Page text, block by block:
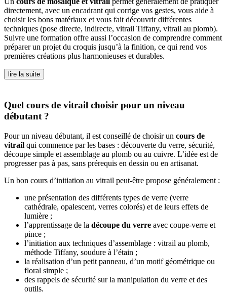
directement, avec un encadrant qui corrige vos gestes, vous aide à
choisir les bons matériaux et vous fait découvrir différentes
techniques (pose directe, indirecte, vitrail Tiffany, vitrail au plomb).
Suivre une formation offre aussi l’occasion de comprendre comment
préparer un projet du croquis jusqu’à la finition, ce qui rend vos
premières créations plus harmonieuses et durables.
lire la suite
Quel cours de vitrail choisir pour un niveau
débutant ?
Pour un niveau débutant, il est conseillé de choisir un cours de
vitrail qui commence par les bases : découverte du verre, sécurité,
découpe simple et assemblage au plomb ou au cuivre. L’idée est de
progresser pas à pas, sans prérequis en dessin ou en artisanat.
Un bon cours d’initiation au vitrail peut-être propose généralement :
une présentation des différents types de verre (verre
cathédrale, opalescent, verres colorés) et de leurs effets de
lumière ;
l’apprentissage de la découpe du verre avec coupe-verre et
pince ;
l’initiation aux techniques d’assemblage : vitrail au plomb,
méthode Tiffany, soudure à l’étain ;
la réalisation d’un petit panneau, d’un motif géométrique ou
floral simple ;
des rappels de sécurité sur la manipulation du verre et des
outils.